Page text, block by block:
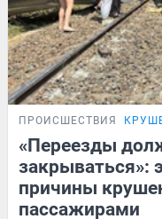
ПРОИСШЕСТВИЯ
«Переезды
закрываться»:
причины
пассажирами